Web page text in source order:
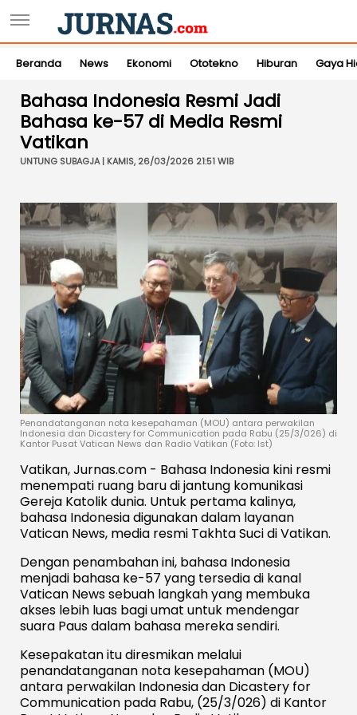
Beranda News Ekonomi Ototekno Hiburan Gaya
Bahasa Indonesia Resmi Jadi
Bahasa ke-57 di Media Resmi
Vatikan
UNTUNG SUBAGJA | KAMIS, 26/03/2026 21:51 WIB
Penandatanganan nota kesepahaman (MOU) antara perwakilan
Indonesia dan Dicastery for Communication pada Rabu (25/3/026) di
Kantor Pusat Vatican News dan Radio Vatikan (Foto: Ist)
Vatikan, Jurnas.com - Bahasa Indonesia kini resmi
menempati ruang baru di jantung komunikasi
Gereja Katolik dunia. Untuk pertama kalinya,
bahasa Indonesia digunakan dalam layanan
Vatican News, media resmi Takhta Suci di Vatikan.
Dengan penambahan ini, bahasa Indonesia
menjadi bahasa ke-57 yang tersedia di kanal
Vatican News sebuah langkah yang membuka
akses lebih luas bagi umat untuk mendengar
suara Paus dalam bahasa mereka sendiri.
Kesepakatan itu diresmikan melalui
penandatanganan nota kesepahaman (MOU)
antara perwakilan Indonesia dan Dicastery for
Communication pada Rabu, (25/3/026) di Kantor